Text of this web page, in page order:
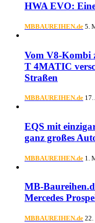
HWA EVO:
MBBAUREIHEN.de 5.
Vom V8-Kombi
T 4MATIC
Straßen
MBBAUREIHEN.de
EQS mit
ganz großes
MBBAUREIHEN.de 1.
MB-
Mercedes
MBBAUREIHEN.de 22.